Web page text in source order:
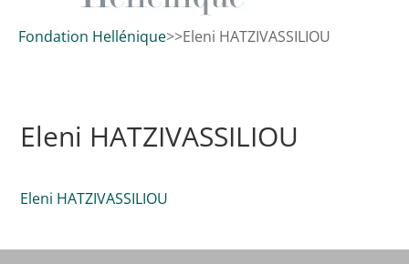
Fondation Hellénique>>Eleni HATZIVASSILIOU
Eleni HATZIVASSILIOU
Eleni HATZIVASSILIOU